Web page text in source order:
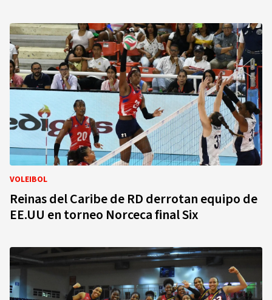
VOLEIBOL
Reinas del Caribe de RD derrotan equipo de
EE.UU en torneo Norceca final Six